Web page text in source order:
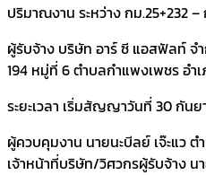
ปริมาณงาน ระหว่าง กม.25+232
ผู้รับจ้าง บริษัท อาร์ ซี แอสฟัลท์ จ
194 หมู่ที่ 6 ตำบลกำแพงเพชร อ
ระยะเวลา เริ่มสัญญาวันที่ 30 กัน
ผู้ควบคุมงาน นายนะบีลย์ เจ๊ะแว
เจ้าหน้าที่บริษัท/วิศวกรผู้รับจ้าง